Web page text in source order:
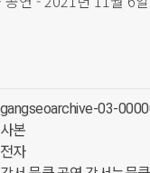
gangseoarchive-03-
사본
전자